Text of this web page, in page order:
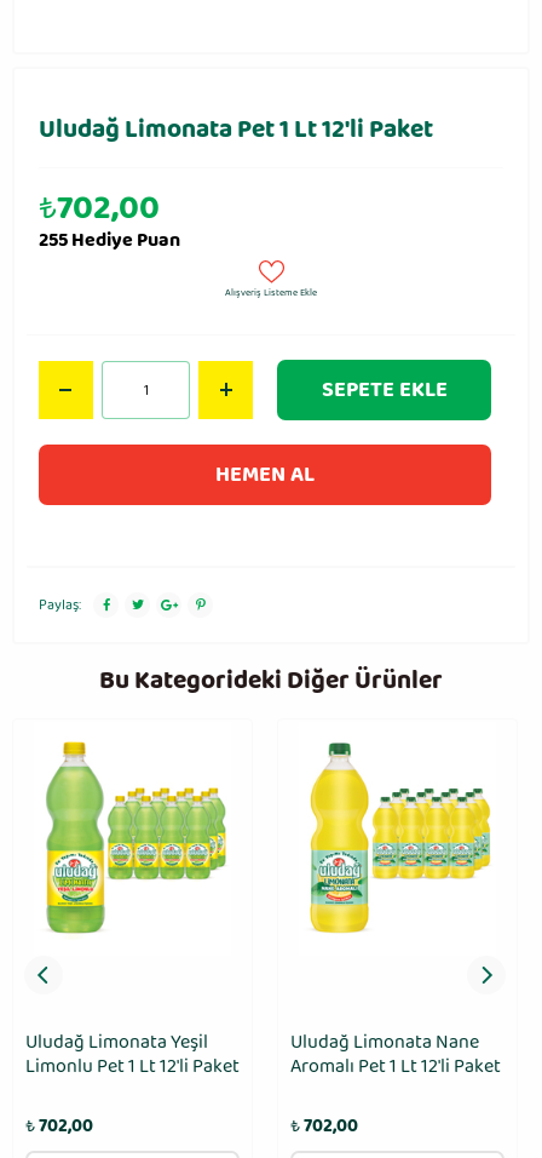
Uludağ Limonata Pet 1 Lt 12′li Paket
₺702,00
255 Hediye Puan
Alışveriş Listeme Ekle
SEPETE EKLE
HEMEN AL
Paylaş:
Bu Kategorideki Diğer Ürünler
Uludağ Limonata Yeşil
Limonlu Pet 1 Lt 12′li Paket
₺702,00
Uludağ Limonata Nane
Aromalı Pet 1 Lt 12′li Paket
₺702,00